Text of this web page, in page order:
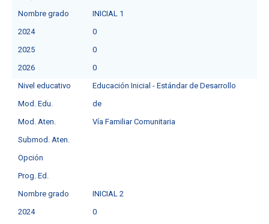
Nombre grado
INICIAL 1
2024
0
2025
0
2026
0
Nivel educativo
Educación Inicial - Estándar de Desarrollo
Mod. Edu.
de
Mod. Aten.
Vía Familiar Comunitaria
Submod. Aten.
Opción
Prog. Ed.
Nombre grado
INICIAL 2
2024
0